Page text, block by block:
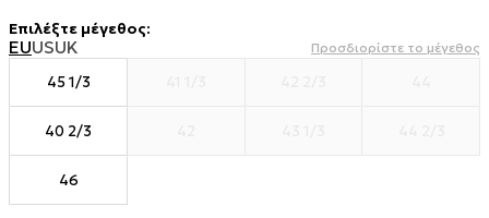
Επιλέξτε μέγεθος:
EUUSUK Προσδιορίστε το μέγεθος
45 1/3
40 2/3
46